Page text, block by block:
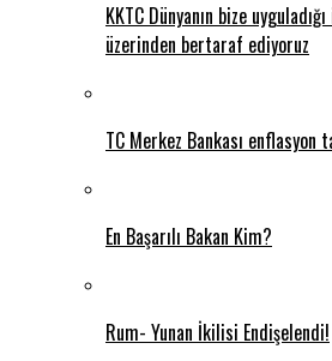
KKTC Dünyanın bize
üzerinden bertaraf ediyoruz
TC Merkez Bankası
En Başarılı Bakan Kim?
Rum- Yunan İkilisi Endişelendi!